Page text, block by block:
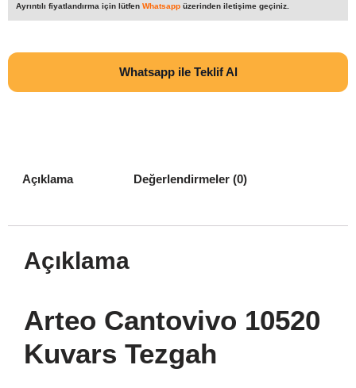
Ayrıntılı fiyatlandırma için lütfen Whatsapp üzerinden iletişime geçiniz.
Whatsapp ile Teklif Al
Açıklama Değerlendirmeler (0)
Açıklama
Arteo Cantovivo 10520
Kuvars Tezgah